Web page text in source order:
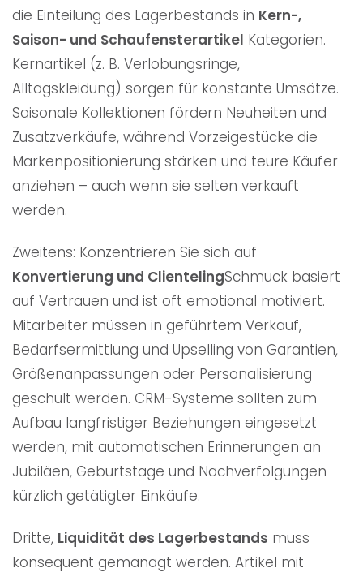
die Einteilung des Lagerbestands in Kern-,
Saison- und Schaufensterartikel Kategorien.
Kernartikel (z. B. Verlobungsringe,
Alltagskleidung) sorgen für konstante Umsätze.
Saisonale Kollektionen fördern Neuheiten und
Zusatzverkäufe, während Vorzeigestücke die
Markenpositionierung stärken und teure Käufer
anziehen – auch wenn sie selten verkauft
werden.
Zweitens: Konzentrieren Sie sich auf
Konvertierung und ClientelingSchmuck basiert
auf Vertrauen und ist oft emotional motiviert.
Mitarbeiter müssen in geführtem Verkauf,
Bedarfsermittlung und Upselling von Garantien,
Größenanpassungen oder Personalisierung
geschult werden. CRM-Systeme sollten zum
Aufbau langfristiger Beziehungen eingesetzt
werden, mit automatischen Erinnerungen an
Jubiläen, Geburtstage und Nachverfolgungen
kürzlich getätigter Einkäufe.
Dritte, Liquidität des Lagerbestands muss
konsequent gemanagt werden. Artikel mit